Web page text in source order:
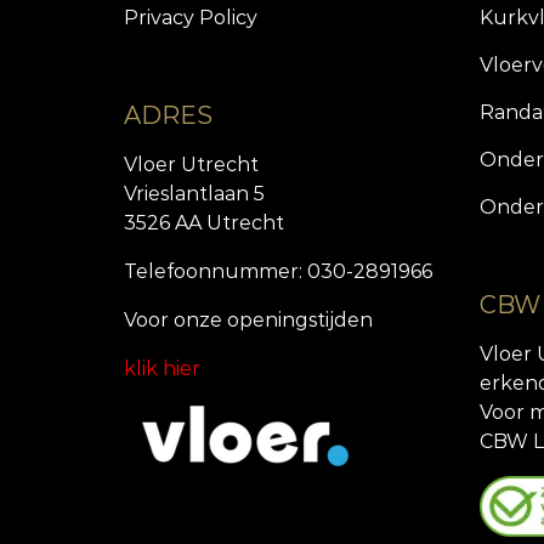
Privacy Policy
ADRES
Vloer Utrecht
Vrieslantlaan 5
3526 AA Utrecht
Telefoonnummer: 030-2891966
Voor onze openingstijden
klik hier
Vloer
Voor
CBW